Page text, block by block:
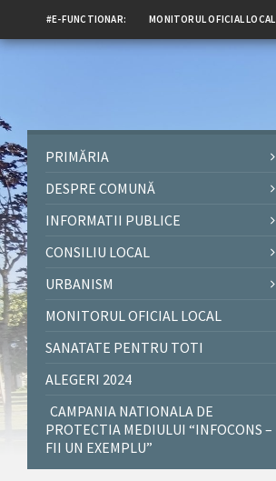
#E-FUNCTIONAR: MONITORUL OFICIAL LOCAL
PRIMĂRIA
DESPRE COMUNĂ
INFORMATII PUBLICE
CONSILIU LOCAL
URBANISM
MONITORUL OFICIAL LOCAL
SANATATE PENTRU TOTI
ALEGERI 2024
CAMPANIA NATIONALA DE
PROTECTIA MEDIULUI “INFOCONS –
FII UN EXEMPLU”